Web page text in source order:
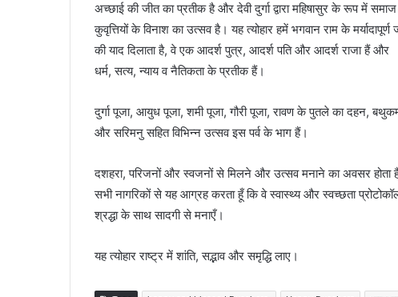
अच्छाई की जीत का प्रतीक है और देवी दुर्गा द्वारा महिषासुर के रूप में
कुवृत्तियों के विनाश का उत्सव है। यह त्योहार हमें भगवान राम के मर्यादापूर्ण
की याद दिलाता है, वे एक आदर्श पुत्र, आदर्श पति और आदर्श राजा हैं और
धर्म, सत्य, न्याय व नैतिकता के प्रतीक हैं।
दुर्गा पूजा, आयुध पूजा, शमी पूजा, गौरी पूजा, रावण के पुतले का दहन,
और सरिमनु सहित विभिन्न उत्सव इस पर्व के भाग हैं।
दशहरा, परिजनों और स्वजनों से मिलने और उत्सव मनाने का अवसर
सभी नागरिकों से यह आग्रह करता हूँ कि वे स्वास्थ्य और स्वच्छता
श्रद्धा के साथ सादगी से मनाएँ।
यह त्योहार राष्ट्र में शांति, सद्भाव और समृद्धि लाए।